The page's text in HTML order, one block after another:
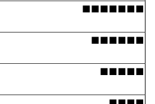
■■■■■■■
■■■■■■
■■■■■